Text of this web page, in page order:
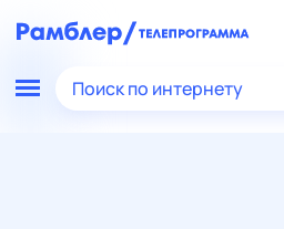
Поиск по интернету